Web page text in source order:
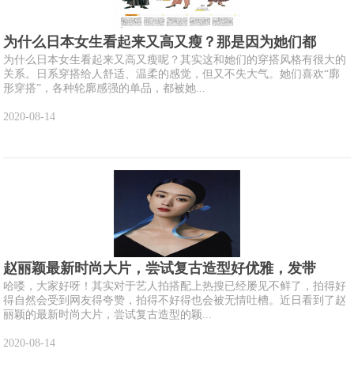
为什么日本女生看起来又高又瘦？那是因为她们都
为什么日本女生看起来又高又瘦呢？其实这和她们的穿搭风格有很大的
关系。日系穿搭给人舒适、温柔的感觉，但又不失大气。她们喜欢“廓
形穿搭”，各种轮廓感强的单品，都被她...
2020-08-14
赵丽颖最新时尚大片，尝试复古造型好优雅，发带
哈喽，大家好呀！其实对于艺人拍搭配上热搜已经屡见不鲜了，拍得好
得自然会受到网友得夸赞，拍得不好得也会被无情吐槽。近日看到了赵
丽颖的最新时尚大片，尝试复古造型的颖...
2020-08-14